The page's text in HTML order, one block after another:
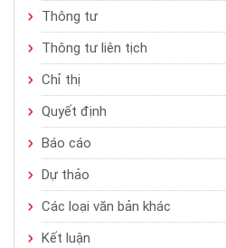
Thông tư
Thông tư liên tịch
Chỉ thị
Quyết định
Báo cáo
Dự thảo
Các loại văn bản khác
Kết luận